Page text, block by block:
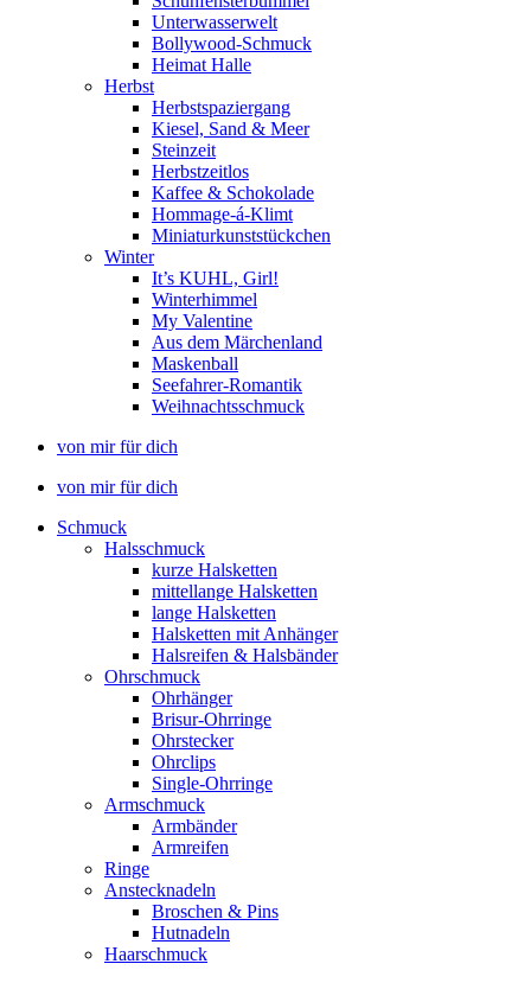
Unterwasserwelt
Bollywood-Schmuck
Heimat Halle
Herbst
Herbstspaziergang
Kiesel, Sand & Meer
Steinzeit
Herbstzeitlos
Kaffee & Schokolade
Hommage-á-Klimt
Miniaturkunststückchen
Winter
It’s KUHL, Girl!
Winterhimmel
My Valentine
Aus dem Märchenland
Maskenball
Seefahrer-Romantik
Weihnachtsschmuck
von mir für dich
von mir für dich
Schmuck
Halsschmuck
kurze Halsketten
mittellange Halsketten
lange Halsketten
Halsketten mit Anhänger
Halsreifen & Halsbänder
Ohrschmuck
Ohrhänger
Brisur-Ohrringe
Ohrstecker
Ohrclips
Single-Ohrringe
Armschmuck
Armbänder
Armreifen
Ringe
Anstecknadeln
Broschen & Pins
Hutnadeln
Haarschmuck